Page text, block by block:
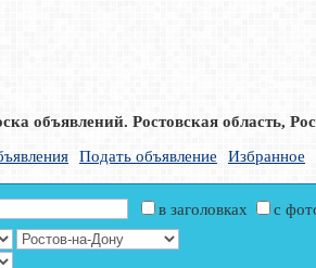
объявлений. Ростовская область,
Подать объявление Избранное
в заголовках с